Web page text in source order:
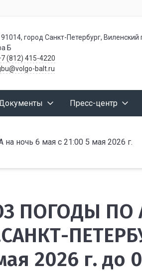
город Санкт-Петербург, Виленский
Б
(812) 415-4220
balt.ru
Пресс-центр
6 мая с 21:00 5 мая 2026 г.
ПОГОДЫ ПО
2026 г. до